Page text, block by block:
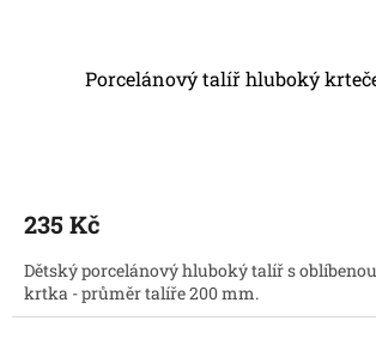
Porcelánový talíř hluboký
235 Kč
Dětský porcelánový hluboký talíř s
krtka - průměr talíře 200 mm.